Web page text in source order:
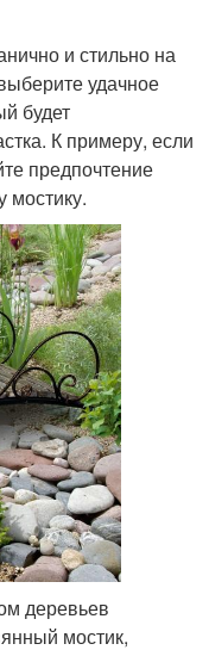
и стильно на
удачное
будет
К примеру, если
предпочтение
мостику.
деревьев
мостик,